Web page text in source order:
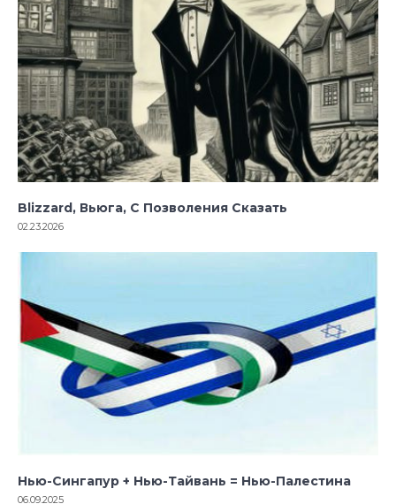
Blizzard, Вьюга, С Позволения Сказать
02.23.2026
Нью-Сингапур + Нью-Тайвань = Нью-Палестина
06.09.2025